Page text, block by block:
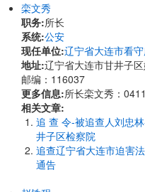
栾文秀
职务:所长
系统:公安
现任单位:辽宁省大连市看守
地址:辽宁省大连市甘井子
邮编：116037
更多信息:所长栾文秀：
相关文章:
追 查 令-被追查人刘忠
井子区检察院
追查辽宁省大连市迫害
通告